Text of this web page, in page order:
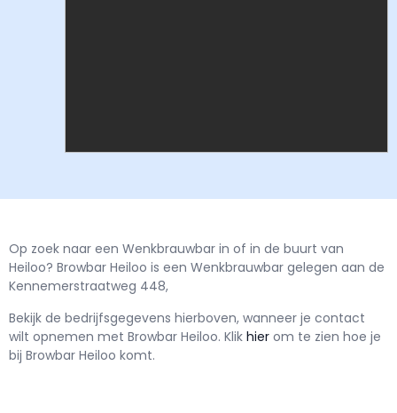
Op zoek naar een Wenkbrauwbar in of in de buurt van
Heiloo? Browbar Heiloo is een Wenkbrauwbar gelegen aan de
Kennemerstraatweg 448,
Bekijk de bedrijfsgegevens hierboven, wanneer je contact
wilt opnemen met Browbar Heiloo. Klik hier om te zien hoe je
bij Browbar Heiloo komt.